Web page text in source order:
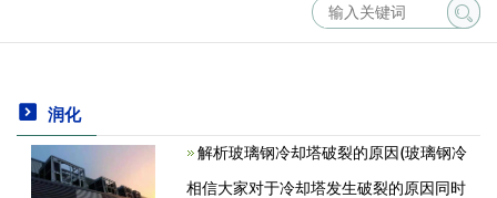
润化
解析玻璃钢冷却塔破裂的原因(玻璃钢冷
相信大家对于冷却塔发生破裂的原因同时